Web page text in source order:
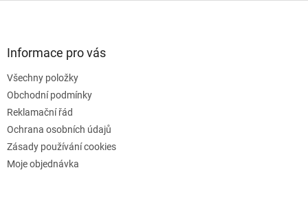
Informace pro vás
Všechny položky
Obchodní podmínky
Reklamační řád
Ochrana osobních údajů
Zásady používání cookies
Moje objednávka